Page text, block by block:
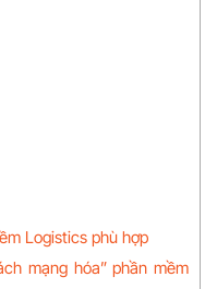
Logistics phù hợp
mạng hóa” phần mềm